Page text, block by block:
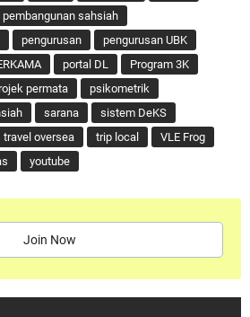
pembangunan sahsiah
pengurusan
pengurusan UBK
portal DL
Program 3K
permata
psikometrik
sarana
sistem DeKS
travel oversea trip local
VLE Frog
youtube
Join Now